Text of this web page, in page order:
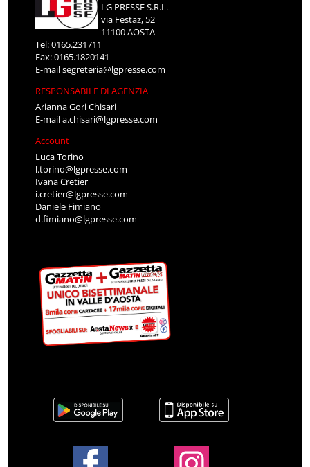
LG PRESSE S.R.L.
via Festaz, 52
11100 AOSTA
Tel: 0165.231711
Fax: 0165.1820141
E-mailsegreteria@lgpresse.com
RESPONSABILE DI AGENZIA
Arianna Gori Chisari
E-maila.chisari@lgpresse.com
Account
Luca Torino
l.torino@lgpresse.com
Ivana Cretier
i.cretier@lgpresse.com
Daniele Fimiano
d.fimiano@lgpresse.com